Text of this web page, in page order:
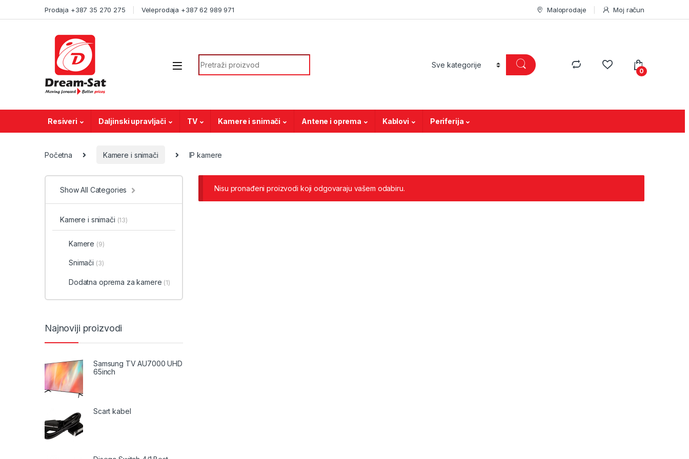
Prodaja +387 35 270 275 Veleprodaja +387 62 989 971 Maloprodaje Moj račun
Search for:
0
Resiveri Daljinski upravljači TV Kamere i snimači Antene i oprema Kablovi Periferija
Početna Kamere i snimači IP kamere
Nisu pronađeni proizvodi koji odgovaraju vašem odabiru.
Show All Categories
Kamere i snimači (13)
Kamere (9)
Snimači (3)
Dodatna oprema za kamere (1)
Najnoviji proizvodi
Samsung TV AU7000 UHD
65inch
Scart kabel